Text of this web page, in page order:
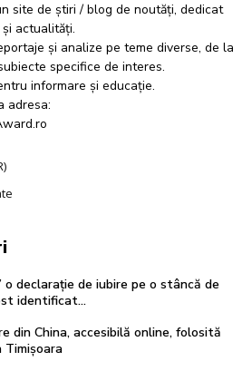
site de știri / blog de noutăți, dedicat
actualități.
și analize pe teme diverse, de la
specifice de interes.
informare și educație.
adresa:
declarație de iubire pe o stâncă de
identificat…
din China, accesibilă online, folosită
Timișoara